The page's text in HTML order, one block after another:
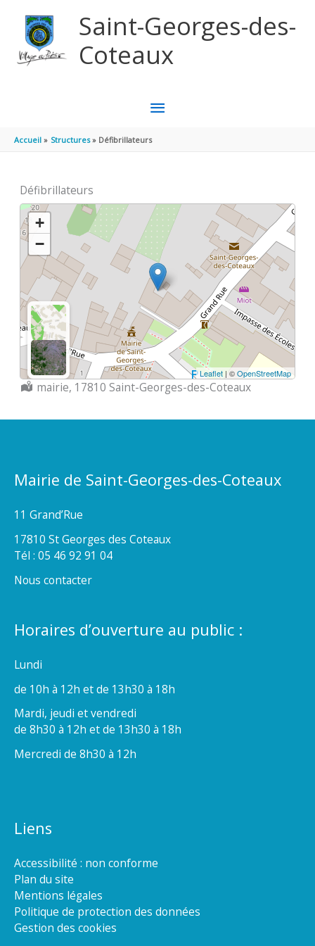
Saint-Georges-des-
Coteaux
MENU
PRINCIPAL
Accueil Structures Défibrillateurs
Défibrillateurs
+
−
Leaflet | ©OpenStreetMap
Localisation :
mairie, 17810 Saint-Georges-des-Coteaux
Mairie de Saint-Georges-des-Coteaux
11 Grand’Rue
17810 St Georges des Coteaux
Tél : 05 46 92 91 04
Nous contacter
Horaires d’ouverture au public :
Lundi
de 10h à 12h et de 13h30 à 18h
Mardi, jeudi et vendredi
de 8h30 à 12h et de 13h30 à 18h
Mercredi de 8h30 à 12h
Liens
Accessibilité : non conforme
Plan du site
Mentions légales
Politique de protection des données
Gestion des cookies